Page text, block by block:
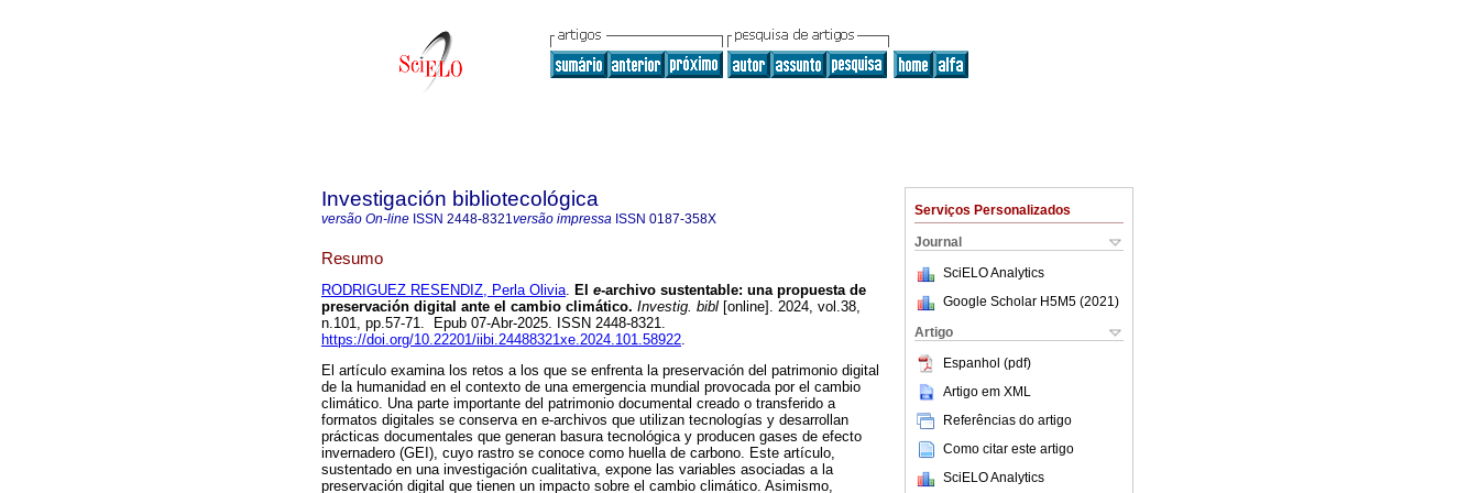
Serviços Personalizados
Journal
SciELO Analytics
Google Scholar H5M5 (2021 )
Artigo
Espanhol (pdf)
Artigo em XML
Referências do artigo
Como citar este artigo
SciELO Analytics
Investigación bibliotecológica
versão On-line ISSN 2448-8321versão impressa ISSN 0187-358X
Resumo
RODRIGUEZ RESENDIZ, Perla Olivia. El e-archivo sustentable: una propuesta de
preservación digital ante el cambio climático. Investig. bibl [online]. 2024, vol.38,
n.101, pp.57-71. Epub 07-Abr-2025. ISSN 2448-8321.
https://doi.org/10.22201/iibi.24488321xe.2024.101.58922.
El artículo examina los retos a los que se enfrenta la preservación del patrimonio digital
de la humanidad en el contexto de una emergencia mundial provocada por el cambio
climático. Una parte importante del patrimonio documental creado o transferido a
formatos digitales se conserva en e-archivos que utilizan tecnologías y desarrollan
prácticas documentales que generan basura tecnológica y producen gases de efecto
invernadero (GEI), cuyo rastro se conoce como huella de carbono. Este artículo,
sustentado en una investigación cualitativa, expone las variables asociadas a la
preservación digital que tienen un impacto sobre el cambio climático. Asimismo,